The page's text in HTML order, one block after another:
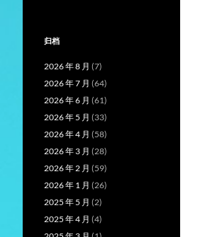
归档
2026 年 8 月 (7)
2026 年 7 月 (64)
2026 年 6 月 (61)
2026 年 5 月 (33)
2026 年 4 月 (58)
2026 年 3 月 (28)
2026 年 2 月 (59)
2026 年 1 月 (26)
2025 年 5 月 (2)
2025 年 4 月 (4)